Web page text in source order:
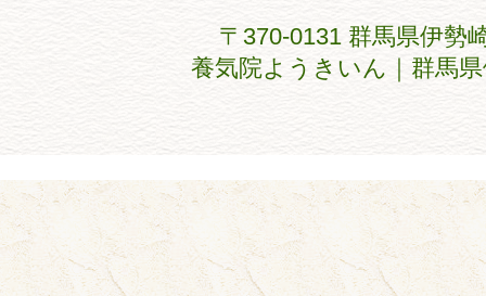
〒370-0131 群馬県伊勢
養気院ようきいん｜群馬